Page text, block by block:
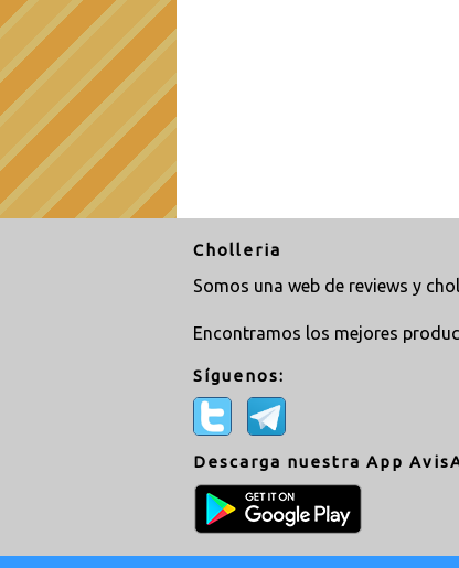
Cholleria
Somos una web de reviews y
Encontramos los mejores
Síguenos:
Descarga nuestra App